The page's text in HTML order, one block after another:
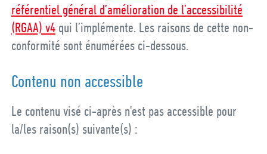
référentiel général d’amélioration de l’accessibilité
(RGAA) v4qui l’implémente. Les raisons de cette non-
conformité sont énumérées ci-dessous.
Contenu non accessible
Le contenu visé ci-après n'est pas accessible pour
la/les raison(s) suivante(s) :